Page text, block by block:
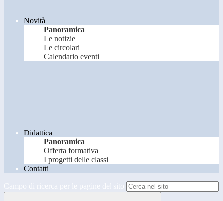
Novità
Panoramica
Le notizie
Le circolari
Calendario eventi
Didattica
Panoramica
Offerta formativa
I progetti delle classi
Contatti
Campo di ricerca per le pagine del sito